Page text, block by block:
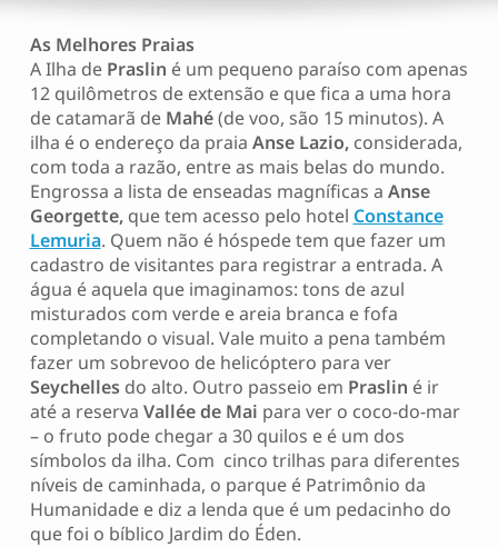
As Melhores Praias
A Ilha de Praslin é um pequeno paraíso com apenas
12 quilômetros de extensão e que fica a uma hora
de catamarã de Mahé(de voo, são 15 minutos). A
ilha é o endereço da praia Anse Lazio,considerada,
com toda a razão, entre as mais belas do mundo.
Engrossa a lista de enseadas magníficas a Anse
Georgette,que tem acesso pelo hotel Constance
Lemuria. Quem não é hóspede tem que fazer um
cadastro de visitantes para registrar a entrada. A
água é aquela que imaginamos: tons de azul
misturados com verde e areia branca e fofa
completando o visual. Vale muito a pena também
fazer um sobrevoo de helicóptero para ver
Seychellesdo alto. Outro passeio em Praslin é ir
até a reserva Vallée de Mai para ver o coco-do-mar
– o fruto pode chegar a 30 quilos e é um dos
símbolos da ilha. Com cinco trilhas para diferentes
níveis de caminhada, o parque é Patrimônio da
Humanidade e diz a lenda que é um pedacinho do
que foi o bíblico Jardim do Éden.